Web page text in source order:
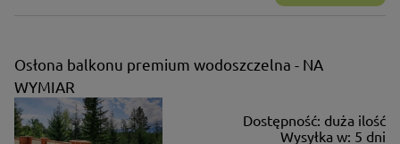
Osłona balkonu premium wodoszczelna - NA
WYMIAR
Dostępność: duża ilość
Wysyłka w: 5 dni